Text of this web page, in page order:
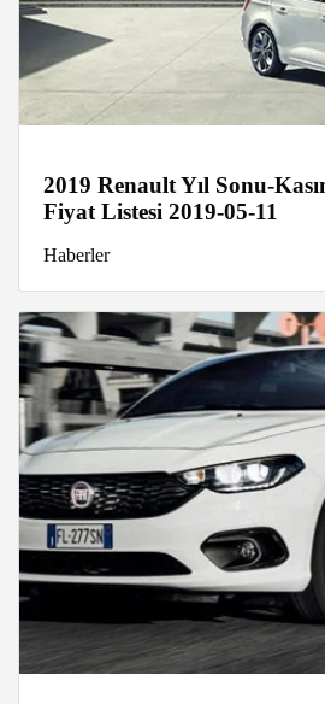
2019 Renault Yıl Sonu-
Fiyat Listesi 2019-05-11
Haberler